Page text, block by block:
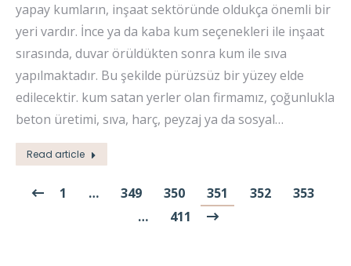
yapay kumların, inşaat sektöründe oldukça önemli bir
yeri vardır. İnce ya da kaba kum seçenekleri ile inşaat
sırasında, duvar örüldükten sonra kum ile sıva
yapılmaktadır. Bu şekilde pürüzsüz bir yüzey elde
edilecektir. kum satan yerler olan firmamız, çoğunlukla
beton üretimi, sıva, harç, peyzaj ya da sosyal…
Read article
1 … 349 350 351 352
353
…
411